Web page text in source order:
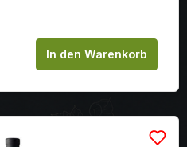
Gib den
In den Warenkorb